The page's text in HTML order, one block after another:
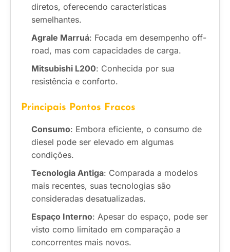
diretos, oferecendo características
semelhantes.
Agrale Marruá: Focada em desempenho off-
road, mas com capacidades de carga.
Mitsubishi L200: Conhecida por sua
resistência e conforto.
Principais Pontos Fracos
Consumo: Embora eficiente, o consumo de
diesel pode ser elevado em algumas
condições.
Tecnologia Antiga: Comparada a modelos
mais recentes, suas tecnologias são
consideradas desatualizadas.
Espaço Interno: Apesar do espaço, pode ser
visto como limitado em comparação a
concorrentes mais novos.